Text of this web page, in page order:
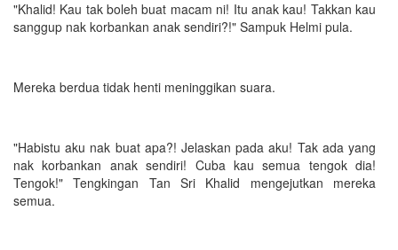
"Khalid! Kau tak boleh buat macam ni! Itu anak kau! Takkan kau
sanggup nak korbankan anak sendiri?!" Sampuk Helmi pula.
Mereka berdua tidak henti meninggikan suara.
"Habistu aku nak buat apa?! Jelaskan pada aku! Tak ada yang
nak korbankan anak sendiri! Cuba kau semua tengok dia!
Tengok!" Tengkingan Tan Sri Khalid mengejutkan mereka
semua.